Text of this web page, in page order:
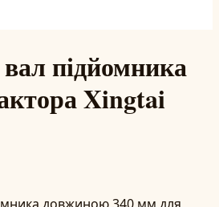
підйомника
Xingtai